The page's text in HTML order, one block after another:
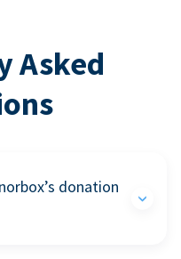
Asked
donation